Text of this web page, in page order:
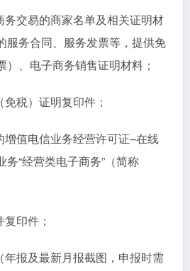
交易的商家名单及相关证明材
服务合同、服务发票等，提供免
）、电子商务销售证明材料；
税）证明复印件；
值电信业务经营许可证–在线
“经营类电子商务”（简称
印件；
报及最新月报截图，申报时需